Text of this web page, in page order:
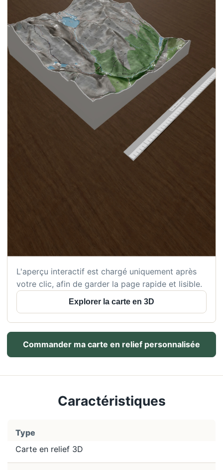
L'aperçu interactif est chargé uniquement après
votre clic, afin de garder la page rapide et lisible.
Explorer la carte en 3D
Commander ma carte en relief personnalisée
Caractéristiques
Type
Carte en relief 3D